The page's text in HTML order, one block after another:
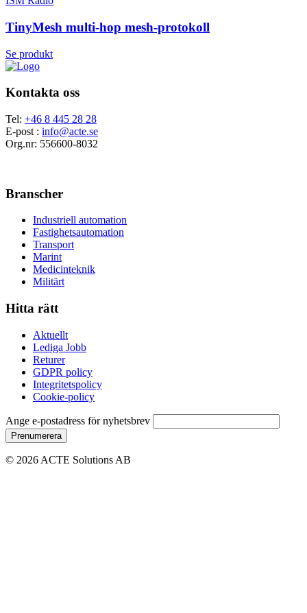
TinyMesh multi-hop mesh-protokoll
Se produkt
Kontakta oss
Tel: +46 8 445 28 28
E-post : info@acte.se
Org.nr: 556600-8032
Branscher
Industriell automation
Fastighetsautomation
Transport
Marint
Medicinteknik
Militärt
Hitta rätt
Aktuellt
Lediga Jobb
Returer
GDPR policy
Integritetspolicy
Cookie-policy
Ange e-postadress för nyhetsbrev
© 2026 ACTE Solutions AB